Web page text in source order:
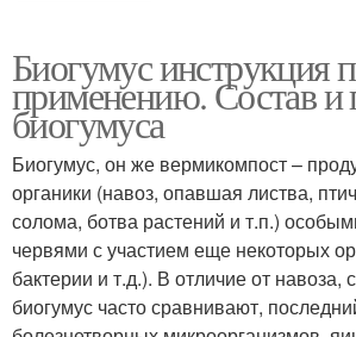
Биогумус инструкция
применению. Состав и
биогумуса
Биогумус, он же вермикомпост –
органики (навоз, опавшая листва,
солома, ботва растений и т.п.)
червями с участием еще некоторых
бактерии и т.д.). В отличие от навоза,
биогумус часто сравнивают,